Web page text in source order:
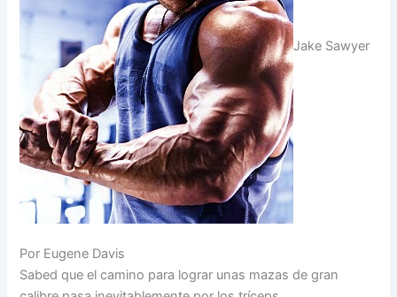
Jake Sawyer
Por Eugene Davis
Sabed que el camino para lograr unas mazas de gran